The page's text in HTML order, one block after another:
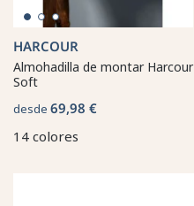
HARCOUR
Almohadilla de montar Harcour
Soft
desde 69,98 €
14 colores